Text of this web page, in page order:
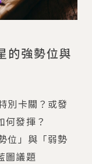
的強勢位與
別卡關？或發
何發揮？
位」與「弱勢
圖議題